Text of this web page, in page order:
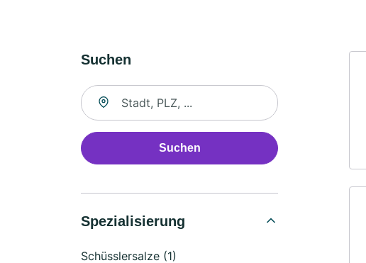
Suchen
Suche nach Ort
Suchen
Spezialisierung
Schüsslersalze (1)